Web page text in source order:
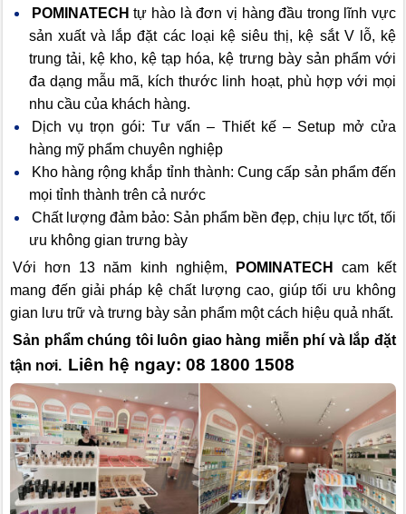
POMINATECHtự hào là đơn vị hàng đầu trong lĩnh vực
sản xuất và lắp đặt các loại kệ siêu thị, kệ sắt V lỗ, kệ
trung tải, kệ kho, kệ tạp hóa, kệ trưng bày sản phẩm với
đa dạng mẫu mã, kích thước linh hoạt, phù hợp với mọi
nhu cầu của khách hàng.
Dịch vụ trọn gói: Tư vấn – Thiết kế – Setup mở cửa
hàng mỹ phẩm chuyên nghiệp
Kho hàng rộng khắp tỉnh thành: Cung cấp sản phẩm đến
mọi tỉnh thành trên cả nước
Chất lượng đảm bảo: Sản phẩm bền đẹp, chịu lực tốt, tối
ưu không gian trưng bày
Với hơn 13 năm kinh nghiệm,
POMINATECH
cam kết
mang đến giải pháp kệ chất lượng cao, giúp tối ưu không
gian lưu trữ và trưng bày sản phẩm một cách hiệu quả nhất.
Sản phẩm chúng tôi luôn giao hàng miễn phí và lắp đặt
tận nơi. Liên hệ ngay: 08 1800 1508